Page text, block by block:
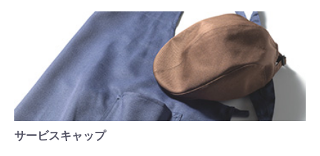
サービスキャップ